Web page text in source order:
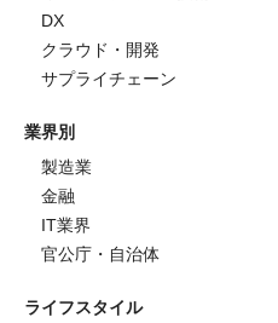
DX
クラウド・開発
サプライチェーン
業界別
製造業
金融
IT業界
官公庁・自治体
ライフスタイル